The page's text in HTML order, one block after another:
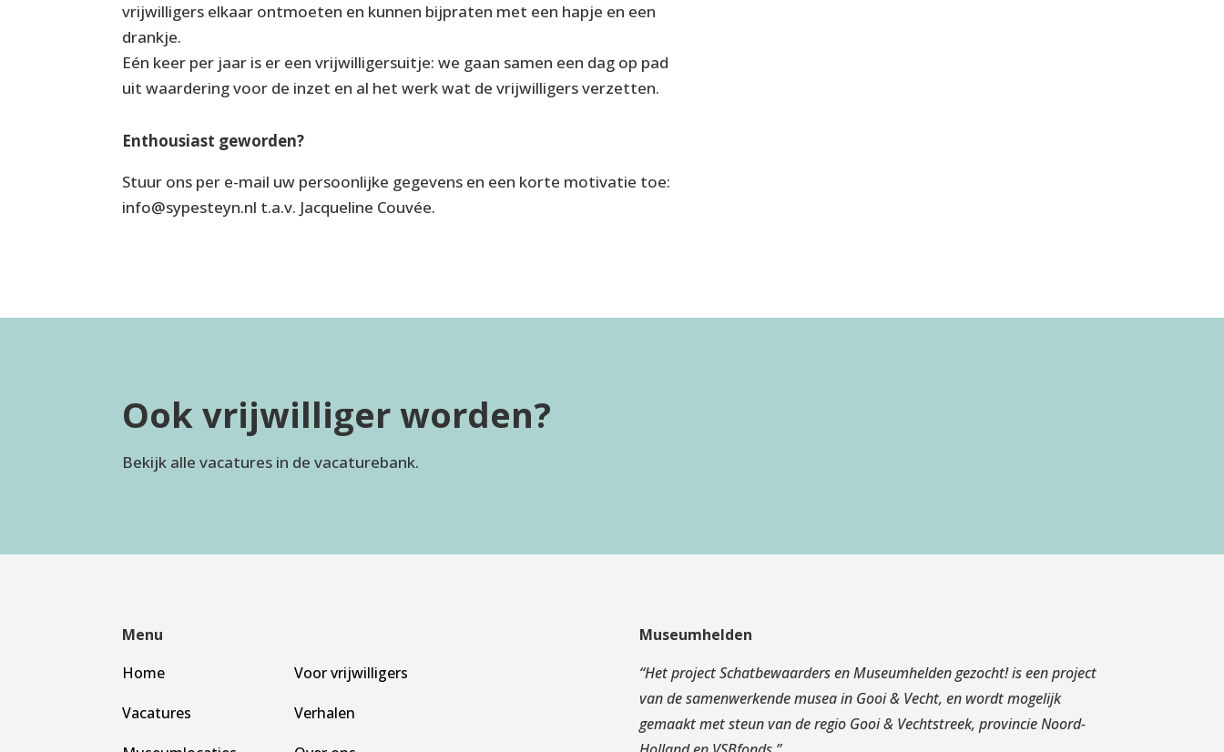
vrijwilligers elkaar ontmoeten en kunnen bijpraten met een hapje en een
drankje.
Eén keer per jaar is er een vrijwilligersuitje: we gaan samen een dag op pad
uit waardering voor de inzet en al het werk wat de vrijwilligers verzetten.
Enthousiast geworden?
Stuur ons per e-mail uw persoonlijke gegevens en een korte motivatie toe:
info@sypesteyn.nl t.a.v. Jacqueline Couvée.
Ook vrijwilliger worden?
Bekijk alle vacatures in de vacaturebank.
Menu
Museumhelden
Home
Vacatures
Voor vrijwilligers
Verhalen
“Het project Schatbewaarders en Museumhelden gezocht! is een project
van de samenwerkende musea in Gooi & Vecht, en wordt mogelijk
gemaakt met steun van de regio Gooi & Vechtstreek, provincie Noord-